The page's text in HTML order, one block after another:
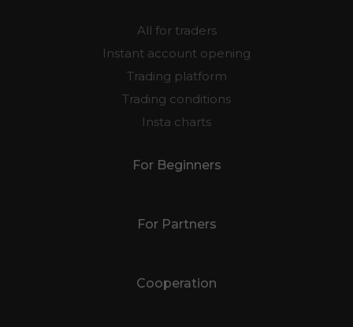
All for traders
Instant account opening
Trading platform
Trading conditions
Insta charts
For Beginners
For Partners
Cooperation